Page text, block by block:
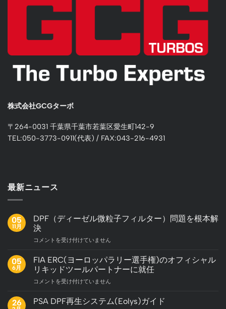
株式会社GCGターボ
〒264-0031 千葉県千葉市若葉区愛生町142-9
TEL:050-3773-0911(代表) / FAX:043-216-4931
最新ニュース
05
11月
DPF（ディーゼル微粒子フィルター）問題を根本解
決
DPF（デ
ー
ゼ
ル
微
子
コメントを受け付けていません
05
6月
FIA ERC(ヨーロッパラリー選手権)のオフィシャル
リキッドツールパートナーに就任
FIA
ー
ロ
コメントを受け付けていません
26 PSA DPF再生システム(Eolys)ガイド